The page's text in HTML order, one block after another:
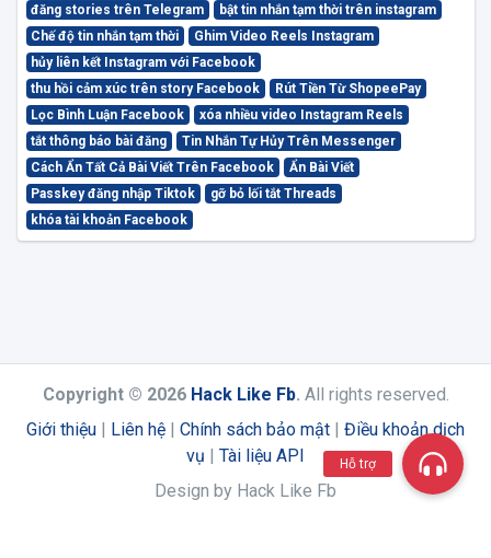
đăng stories trên Telegram
bật tin nhắn tạm thời trên instagram
Chế độ tin nhắn tạm thời
Ghim Video Reels Instagram
hủy liên kết Instagram với Facebook
thu hồi cảm xúc trên story Facebook
Rút Tiền Từ ShopeePay
Lọc Bình Luận Facebook
xóa nhiều video Instagram Reels
tắt thông báo bài đăng
Tin Nhắn Tự Hủy Trên Messenger
Cách Ẩn Tất Cả Bài Viết Trên Facebook
Ẩn Bài Viết
Passkey đăng nhập Tiktok
gỡ bỏ lối tắt Threads
khóa tài khoản Facebook
Copyright © 2026 Hack Like Fb. All rights reserved.
Giới thiệu | Liên hệ | Chính sách bảo mật | Điều khoản dịch
vụ | Tài liệu API
Design by Hack Like Fb
Hỗ trợ